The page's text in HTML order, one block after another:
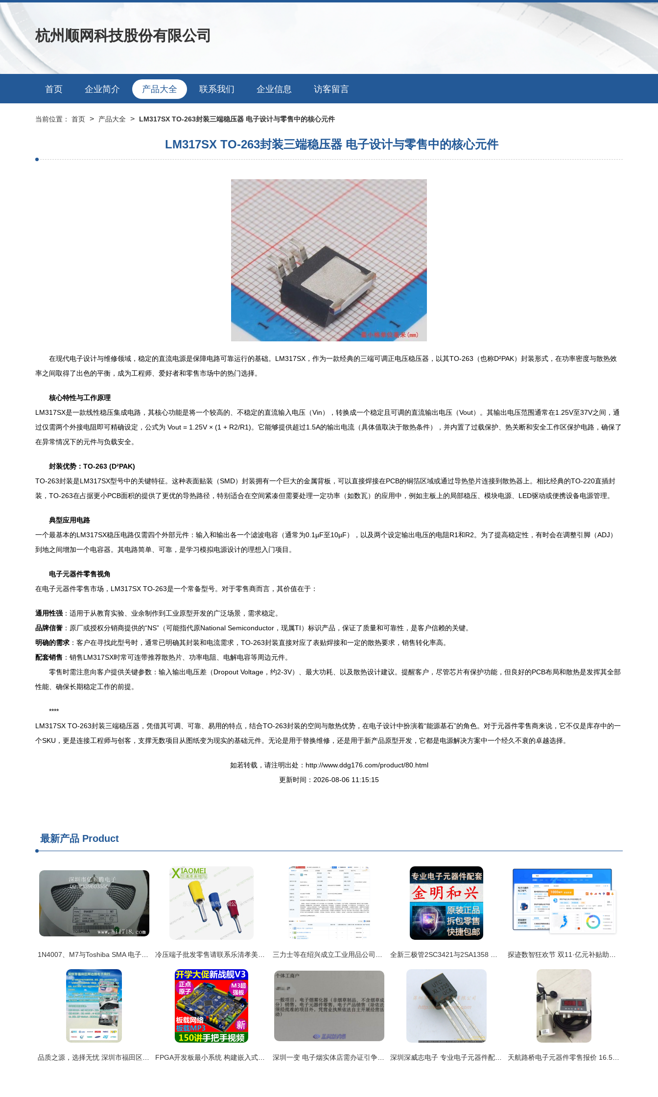
杭州顺网科技股份有限公司
首页 企业简介 产品大全 联系我们 企业信息 访客留言
当前位置： 首页 > 产品大全 > LM317SX TO-263封装三端稳压器 电子设计与零售中的核心元件
LM317SX TO-263封装三端稳压器 电子设计与零售中的核心元件
在现代电子设计与维修领域，稳定的直流电源是保障电路可靠运行的基础。LM317SX，作为一款经典的三端可调正电压稳压器，以其TO-263（也称D²PAK）封装形式，在功率密度与散热效
率之间取得了出色的平衡，成为工程师、爱好者和零售市场中的热门选择。
核心特性与工作原理
LM317SX是一款线性稳压集成电路，其核心功能是将一个较高的、不稳定的直流输入电压（Vin），转换成一个稳定且可调的直流输出电压（Vout）。其输出电压范围通常在1.25V至37V之间，通
过仅需两个外接电阻即可精确设定，公式为 Vout = 1.25V × (1 + R2/R1)。它能够提供超过1.5A的输出电流（具体值取决于散热条件），并内置了过载保护、热关断和安全工作区保护电路，确保了
在异常情况下的元件与负载安全。
封装优势：TO-263 (D²PAK)
TO-263封装是LM317SX型号中的关键特征。这种表面贴装（SMD）封装拥有一个巨大的金属背板，可以直接焊接在PCB的铜箔区域或通过导热垫片连接到散热器上。相比经典的TO-220直插封
装，TO-263在占据更小PCB面积的提供了更优的导热路径，特别适合在空间紧凑但需要处理一定功率（如数瓦）的应用中，例如主板上的局部稳压、模块电源、LED驱动或便携设备电源管理。
典型应用电路
一个最基本的LM317SX稳压电路仅需四个外部元件：输入和输出各一个滤波电容（通常为0.1µF至10µF），以及两个设定输出电压的电阻R1和R2。为了提高稳定性，有时会在调整引脚（ADJ）
到地之间增加一个电容器。其电路简单、可靠，是学习模拟电源设计的理想入门项目。
电子元器件零售视角
在电子元器件零售市场，LM317SX TO-263是一个常备型号。对于零售商而言，其价值在于：
通用性强 ：适用于从教育实验、业余制作到工业原型开发的广泛场景，需求稳定。
品牌信誉 ：原厂或授权分销商提供的“NS”（可能指代原National Semiconductor，现属TI）标识产品，保证了质量和可靠性，是客户信赖的关键。
明确的需求 ：客户在寻找此型号时，通常已明确其封装和电流需求，TO-263封装直接对应了表贴焊接和一定的散热要求，销售转化率高。
配套销售 ：销售LM317SX时常可连带推荐散热片、功率电阻、电解电容等周边元件。
零售时需注意向客户提供关键参数：输入输出电压差（Dropout Voltage，约2-3V）、最大功耗、以及散热设计建议。提醒客户，尽管芯片有保护功能，但良好的PCB布局和散热是发挥其全部
性能、确保长期稳定工作的前提。
****
LM317SX TO-263封装三端稳压器，凭借其可调、可靠、易用的特点，结合TO-263封装的空间与散热优势，在电子设计中扮演着“能源基石”的角色。对于元器件零售商来说，它不仅是库存中的一
个SKU，更是连接工程师与创客，支撑无数项目从图纸变为现实的基础元件。无论是用于替换维修，还是用于新产品原型开发，它都是电源解决方案中一个经久不衰的卓越选择。
如若转载，请注明出处：http://www.ddg176.com/product/80.html
更新时间：2026-08-06 11:15:15
最新产品 Product